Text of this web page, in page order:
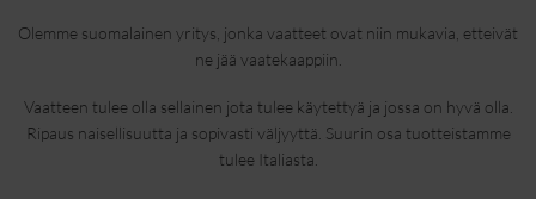
Olemme suomalainen yritys, jonka vaatteet ovat niin mukavia, etteivät
ne jää vaatekaappiin.
Vaatteen tulee olla sellainen jota tulee käytettyä ja jossa on hyvä olla.
Ripaus naisellisuutta ja sopivasti väljyyttä. Suurin osa tuotteistamme
tulee Italiasta.